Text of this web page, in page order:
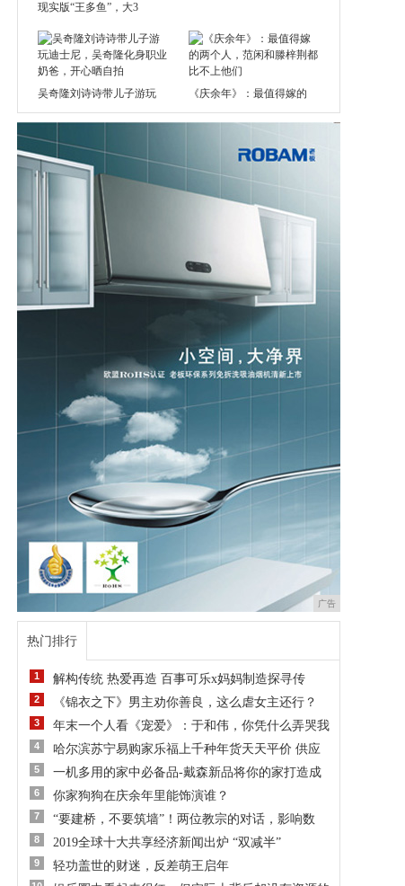
现实版“王多鱼”，大3
吴奇隆刘诗诗带儿子游玩 《庆余年》：最值得嫁的
广告
热门排行
1 解构传统 热爱再造 百事可乐x妈妈制造探寻传
2 《锦衣之下》男主劝你善良，这么虐女主还行？
3 年末一个人看《宠爱》：于和伟，你凭什么弄哭我
4 哈尔滨苏宁易购家乐福上千种年货天天平价 供应
5 一机多用的家中必备品-戴森新品将你的家打造成
6 你家狗狗在庆余年里能饰演谁？
7 “要建桥，不要筑墙”！两位教宗的对话，影响数
8 2019全球十大共享经济新闻出炉 “双减半”
9 轻功盖世的财迷，反差萌王启年